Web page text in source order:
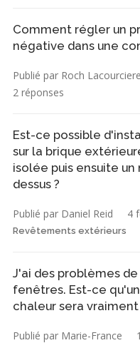
Comment régler un
négative dans une
Publié par Roch Lacourciere
2 réponses
Est-ce possible
sur la brique
isolée puis ensuite
dessus ?
Publié par Daniel Reid 4
Revêtements extérieurs
J'ai des problèmes
fenêtres. Est-ce
chaleur sera
Publié par Marie-France